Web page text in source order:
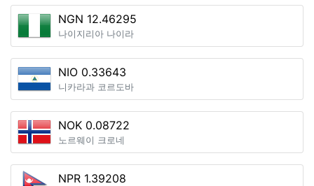
NGN 12.46295
나이지리아 나이라
NIO 0.33643
니카라과 코르도바
NOK 0.08722
노르웨이 크로네
NPR 1.39208